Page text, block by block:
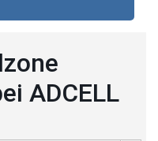
ADCELL